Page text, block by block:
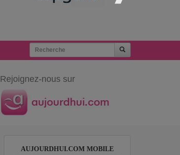
Rejoignez-nous sur
AUJOURDHUI.COM MOBILE